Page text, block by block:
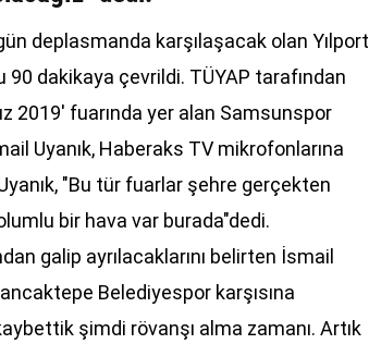
deplasmanda karşılaşacak olan Yılport
dakikaya çevrildi. TÜYAP tarafından
2019' fuarında yer alan Samsunspor
Uyanık, Haberaks TV mikrofonlarına
"Bu tür fuarlar şehre gerçekten
bir hava var burada"dedi.
galip ayrılacaklarını belirten İsmail
Belediyespor karşısına
şimdi rövanşı alma zamanı. Artık